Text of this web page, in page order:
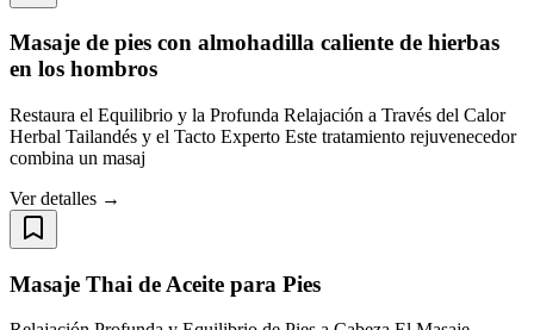
Masaje de pies con almohadilla caliente de hierbas
en los hombros
Restaura el Equilibrio y la Profunda Relajación a Través del Calor
Herbal Tailandés y el Tacto Experto Este tratamiento rejuvenecedor
combina un masaj
Ver detalles →
Masaje Thai de Aceite para Pies